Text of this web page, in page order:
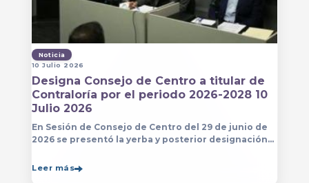
Noticia
10 Julio 2026
Designa Consejo de Centro a titular de
Contraloría por el periodo 2026-2028 10
Julio 2026
En Sesión de Consejo de Centro del 29 de junio de
2026 se presentó la yerba y posterior designación
del Centro Universitario de Arte, Arquitectura
Leer más